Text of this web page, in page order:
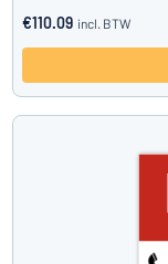
€110.09 incl. BTW